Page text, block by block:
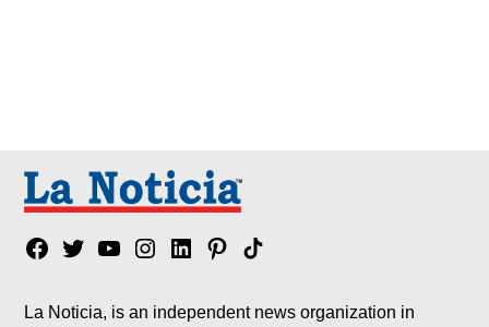
Facebook
TwitterYouTubeInstagram
LinkedinPinterest
Tik
La Noticia, is an independent news organization in